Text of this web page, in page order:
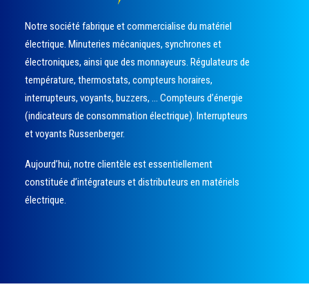
Notre société fabrique et commercialise du matériel
électrique. Minuteries mécaniques, synchrones et
électroniques, ainsi que des monnayeurs. Régulateurs de
température, thermostats, compteurs horaires,
interrupteurs, voyants, buzzers, … Compteurs d’énergie
(indicateurs de consommation électrique). Interrupteurs
et voyants Russenberger.
Aujourd’hui, notre clientèle est essentiellement
constituée d’intégrateurs et distributeurs en matériels
électrique.